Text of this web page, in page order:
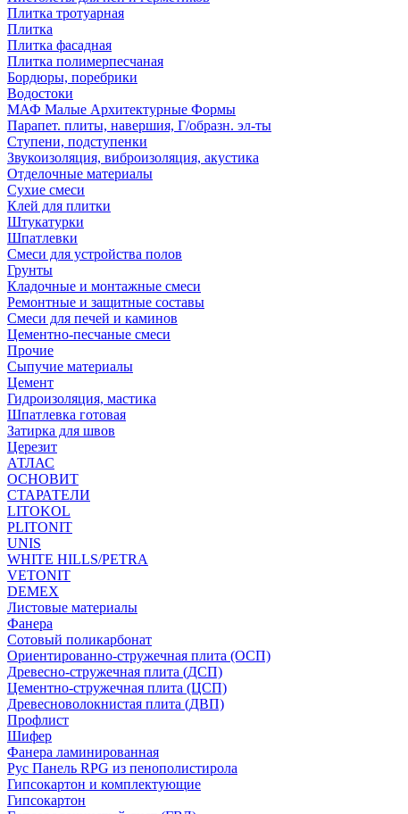
Плитка тротуарная
Плитка
Плитка фасадная
Плитка полимерпесчаная
Бордюры, поребрики
Водостоки
МАФ Малые Архитектурные Формы
Парапет. плиты, навершия, Г/образн. эл-ты
Ступени, подступенки
Звукоизоляция, виброизоляция, акустика
Отделочные материалы
Сухие смеси
Клей для плитки
Штукатурки
Шпатлевки
Смеси для устройства полов
Грунты
Кладочные и монтажные смеси
Ремонтные и защитные составы
Смеси для печей и каминов
Цементно-песчаные смеси
Прочие
Сыпучие материалы
Цемент
Гидроизоляция, мастика
Шпатлевка готовая
Затирка для швов
Церезит
АТЛАС
ОСНОВИТ
СТАРАТЕЛИ
LITOKOL
PLITONIT
UNIS
WHITE HILLS/PETRA
VETONIT
DEMEX
Листовые материалы
Фанера
Сотовый поликарбонат
Ориентированно-стружечная плита (ОСП)
Древесно-стружечная плита (ДСП)
Цементно-стружечная плита (ЦСП)
Древесноволокнистая плита (ДВП)
Профлист
Шифер
Фанера ламинированная
Рус Панель RPG из пенополистирола
Гипсокартон и комплектующие
Гипсокартон